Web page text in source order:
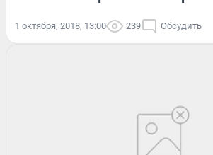
1 октября, 2018, 13:00 239 Обсудить